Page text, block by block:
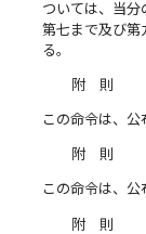
ついては、当分
第七まで及び第
る。
附 則
この命令は、公
附 則
この命令は、公
附 則